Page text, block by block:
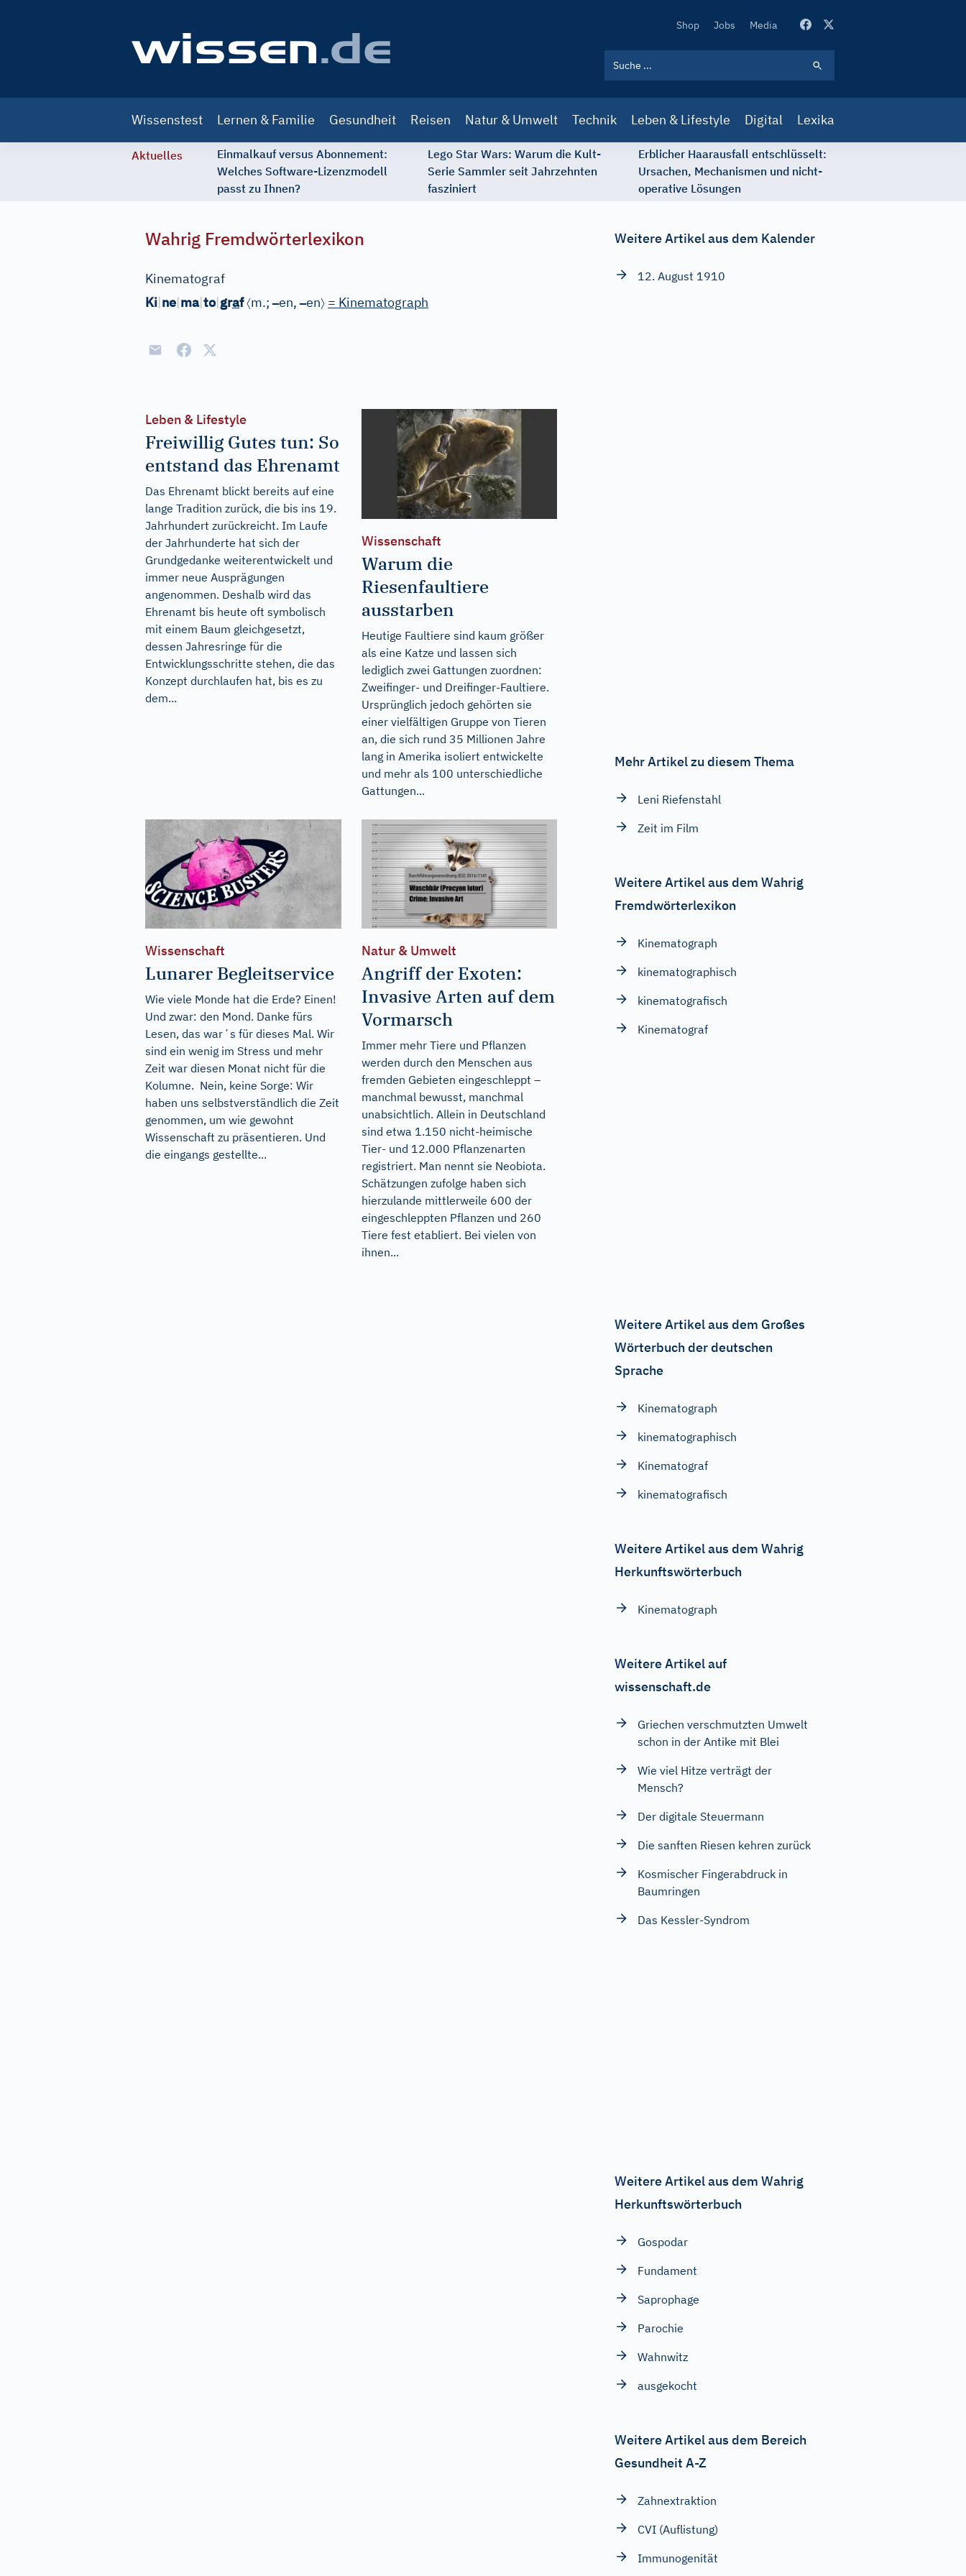
Secondary
Shop Jobs Media
navigation
Wissenstest Lernen & Familie Gesundheit Reisen Natur & Umwelt Technik Leben & Lifestyle Digital Lexika
Aktuelles
Einmalkauf versus Abonnement:
Welches Software-Lizenzmodell
passt zu Ihnen?
Lego Star Wars: Warum die Kult-
Serie Sammler seit Jahrzehnten
fasziniert
Erblicher Haarausfall entschlüsselt:
Ursachen, Mechanismen und nicht-
operative Lösungen
Wahrig Fremdwörterlexikon
Kinematograf
Ki|ne|ma|to|graf〈m.;–en,–en〉 = Kinematograph
Leben & Lifestyle
Freiwillig Gutes tun: So
entstand das Ehrenamt
Das Ehrenamt blickt bereits auf eine
lange Tradition zurück, die bis ins 19.
Jahrhundert zurückreicht. Im Laufe
der Jahrhunderte hat sich der
Grundgedanke weiterentwickelt und
immer neue Ausprägungen
angenommen. Deshalb wird das
Ehrenamt bis heute oft symbolisch
mit einem Baum gleichgesetzt,
dessen Jahresringe für die
Entwicklungsschritte stehen, die das
Konzept durchlaufen hat, bis es zu
dem...
Wissenschaft
Warum die
Riesenfaultiere
ausstarben
Heutige Faultiere sind kaum größer
als eine Katze und lassen sich
lediglich zwei Gattungen zuordnen:
Zweifinger- und Dreifinger-Faultiere.
Ursprünglich jedoch gehörten sie
einer vielfältigen Gruppe von Tieren
an, die sich rund 35 Millionen Jahre
lang in Amerika isoliert entwickelte
und mehr als 100 unterschiedliche
Gattungen...
Wissenschaft
Lunarer Begleitservice
Wie viele Monde hat die Erde? Einen!
Und zwar: den Mond. Danke fürs
Lesen, das warʼs für dieses Mal. Wir
sind ein wenig im Stress und mehr
Zeit war diesen Monat nicht für die
Kolumne. Nein, keine Sorge: Wir
haben uns selbstverständlich die Zeit
genommen, um wie gewohnt
Wissenschaft zu präsentieren. Und
die eingangs gestellte...
Natur & Umwelt
Angriff der Exoten:
Invasive Arten auf dem
Vormarsch
Immer mehr Tiere und Pflanzen
werden durch den Menschen aus
fremden Gebieten eingeschleppt –
manchmal bewusst, manchmal
unabsichtlich. Allein in Deutschland
sind etwa 1.150 nicht-heimische
Tier- und 12.000 Pflanzenarten
registriert. Man nennt sie Neobiota.
Schätzungen zufolge haben sich
hierzulande mittlerweile 600 der
eingeschleppten Pflanzen und 260
Tiere fest etabliert. Bei vielen von
ihnen...
Weitere Artikel aus dem Kalender
12. August 1910
Mehr Artikel zu diesem Thema
Leni Riefenstahl
Zeit im Film
Weitere Artikel aus dem Wahrig
Fremdwörterlexikon
Kinematograph
kinematographisch
kinematografisch
Kinematograf
Weitere Artikel aus dem Großes
Wörterbuch der deutschen
Sprache
Kinematograph
kinematographisch
Kinematograf
kinematografisch
Weitere Artikel aus dem Wahrig
Herkunftswörterbuch
Kinematograph
Weitere Artikel auf
wissenschaft.de
Griechen verschmutzten Umwelt
schon in der Antike mit Blei
Wie viel Hitze verträgt der
Mensch?
Der digitale Steuermann
Die sanften Riesen kehren zurück
Kosmischer Fingerabdruck in
Baumringen
Das Kessler-Syndrom
Weitere Artikel aus dem Wahrig
Herkunftswörterbuch
Gospodar
Fundament
Saprophage
Parochie
Wahnwitz
ausgekocht
Weitere Artikel aus dem Bereich
Gesundheit A-Z
Zahnextraktion
CVI (Auflistung)
Immunogenität